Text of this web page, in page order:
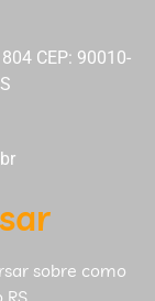
CEP: 90010-
sobre como